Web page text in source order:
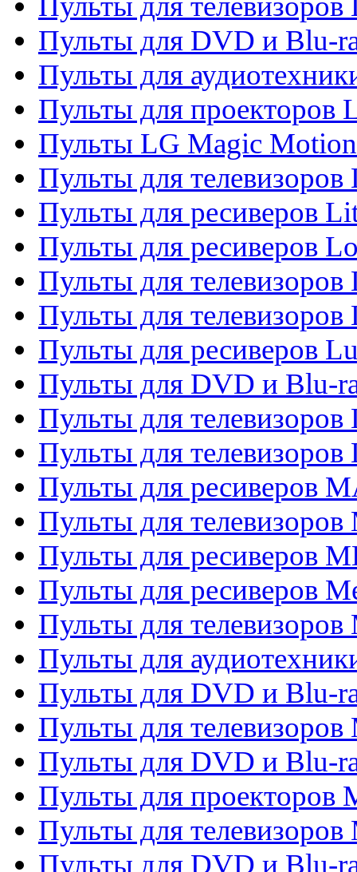
Пульты для DVD и Blu-
Пульты для
Пульты для проекторов
Пульты LG Magic Motion
Пульты для
Пульты для ресиверов
Пульты для ресиверов
Пульты для телевизоров
Пульты для
Пульты для ресиверов
Пульты для DVD и Blu-
Пульты для телевизоров
Пульты для телевизоров
Пульты для ресиверов
Пульты для телевизоров
Пульты для ресиверов
Пульты для ресиверов
Пульты для телевизоров
Пульты для
Пульты для DVD и Blu-
Пульты для
Пульты для DVD и Blu-
Пульты для проекторов
Пульты для
Пульты для DVD и Blu-